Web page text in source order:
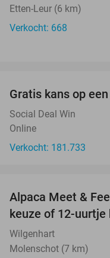
Etten-Leur (6 km)
Verkocht: 668
Gratis kans op
Social Deal Win
Online
Verkocht: 181.733
Alpaca Meet &
keuze of 12-uurtje
Wilgenhart
Molenschot (7 km)